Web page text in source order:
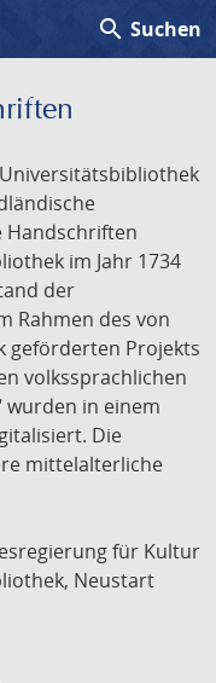
search Suchen
Handschriften
im Jahr 1734
der
Rahmen des von
geförderten Projekts
volkssprachlichen
wurden in einem
Die
mittelalterliche
für Kultur
Neustart